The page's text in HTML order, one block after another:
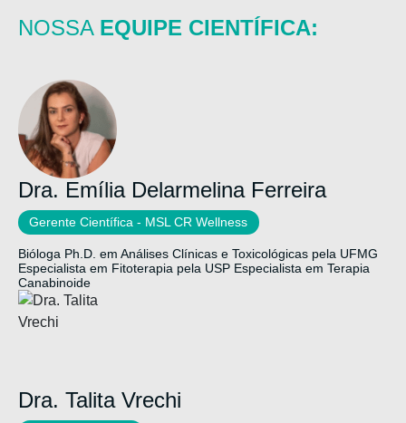
NOSSA EQUIPE CIENTÍFICA:
Dra. Emília Delarmelina Ferreira
Gerente Científica - MSL CR Wellness
Bióloga Ph.D. em Análises Clínicas e Toxicológicas pela UFMG
Especialista em Fitoterapia pela USP Especialista em Terapia
Canabinoide
Dra. Talita Vrechi